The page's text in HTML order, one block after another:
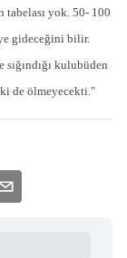
tabelası yok. 50- 100
gideceğini bilir.
kulubüden
de ölmeyecekti."